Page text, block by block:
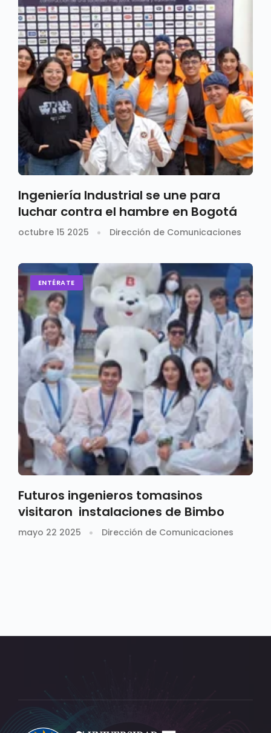
Ingeniería Industrial se une para
luchar contra el hambre en Bogotá
octubre 15 2025 Dirección de Comunicaciones
ENTÉRATE
Futuros ingenieros tomasinos
visitaron instalaciones de Bimbo
mayo 22 2025 Dirección de Comunicaciones